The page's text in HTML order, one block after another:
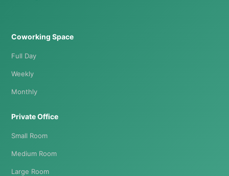
Coworking Space
Full Day
Weekly
Monthly
Private Office
Small Room
Medium Room
Large Room